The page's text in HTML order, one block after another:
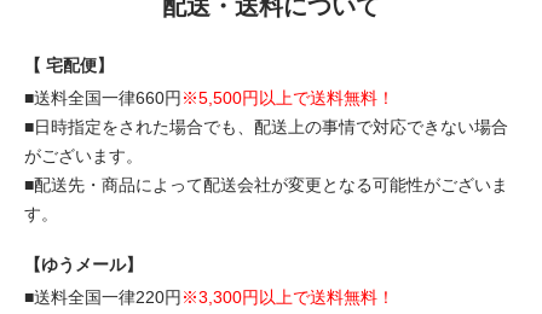
配送・送料について
【 宅配便】
■送料全国一律660円 ※5,500円以上で送料無料！
■日時指定をされた場合でも、配送上の事情で対応できない場合
がございます。
■配送先・商品によって配送会社が変更となる可能性がございま
す。
【ゆうメール】
■送料全国一律220円 ※3,300円以上で送料無料！